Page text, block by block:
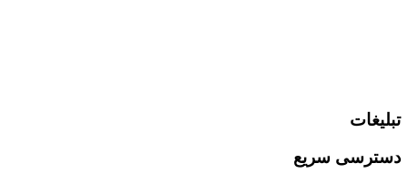
تبلیغات
دسترسی سریع